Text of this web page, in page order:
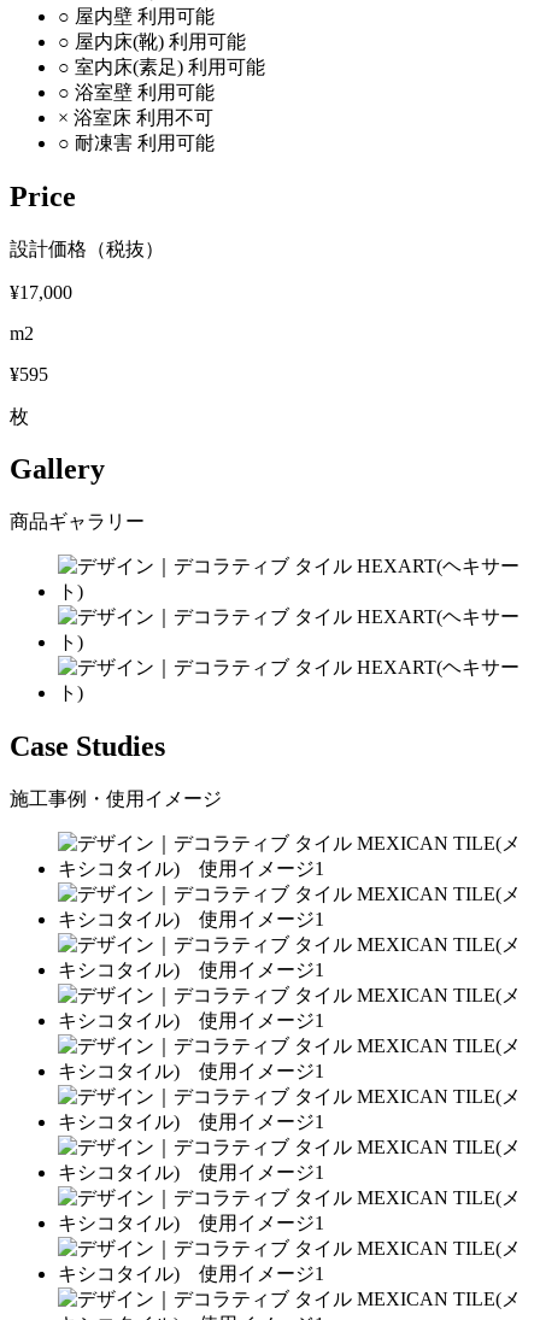
○ 屋内壁 利用可能
○ 屋内床(靴) 利用可能
○ 室内床(素足) 利用可能
○ 浴室壁 利用可能
× 浴室床 利用不可
○ 耐凍害 利用可能
Price
設計価格（税抜）
¥17,000
m2
¥595
枚
Gallery
商品ギャラリー
Case Studies
施工事例・使用イメージ